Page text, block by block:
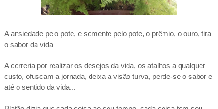
A ansiedade pelo pote, e somente pelo pote, o prêmio, o ouro, tira
o sabor da vida!
A correria por realizar os desejos da vida, os atalhos a qualquer
custo, ofuscam a jornada, deixa a visão turva, perde-se o sabor e
até o sentido da vida...